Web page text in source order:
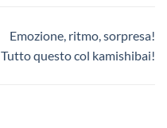
Emozione, ritmo, sorpresa!
Tutto questo col kamishibai!